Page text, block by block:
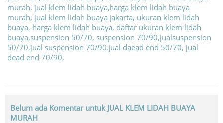
Belum ada Komentar untuk JUAL KLEM LIDAH BUAYA
MURAH